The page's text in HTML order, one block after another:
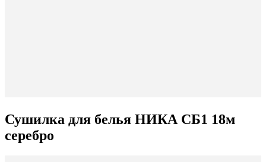
Сушилка для белья НИКА СБ1 18м
серебро